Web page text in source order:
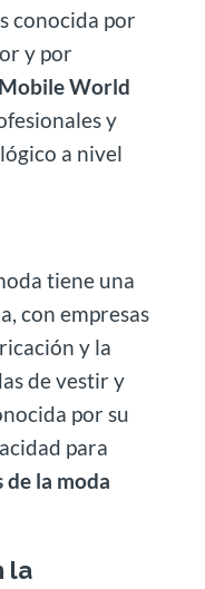
conocida por
y por
Mobile World
y
a nivel
tiene una
con empresas
y la
de vestir y
por su
para
de la moda
la